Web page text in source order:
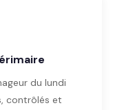
du lundi
contrôlés et